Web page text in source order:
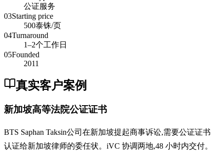
公证服务
03Starting price
500泰铢/页
04Turnaround
1–2个工作日
05Founded
2011
真实客户案例
新加坡高等法院公证证书
BTS Saphan Taksin公司在新加坡提起商事诉讼,需要公证证书
认证给新加坡律师的委任状。iVC 协调两地,48 小时内交付。